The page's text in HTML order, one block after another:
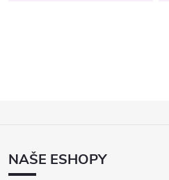
ANAŠE ESHOPY